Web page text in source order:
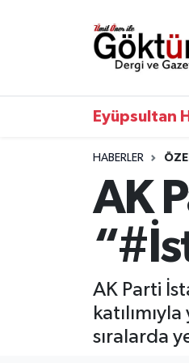
Eyüpsultan
HABERLER
AK
AK Parti
sıralarda
Anne Çocuk
GÖKTÜRK
Eyüpsultan Hava
Tüm Manşetler
Son Dakika Haberleri